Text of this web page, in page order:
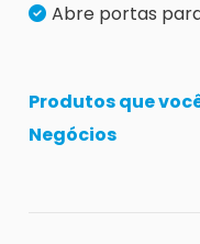
Abre portas
Produtos que
Negócios